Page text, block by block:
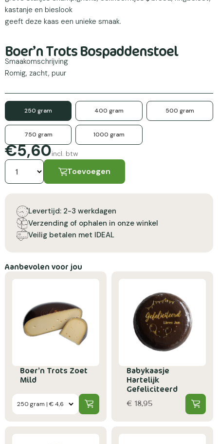
kastanje en bieslook
geeft deze kaas een unieke smaak.
Boer’n Trots Bospaddenstoel
Smaakomschrijving
Romig, zacht, puur
250 gram 400 gram 500 gram
750 gram 1000 gram
€5,60incl. btw
Toevoegen
Levertijd: 2-3 werkdagen
Verzending of ophalen in onze winkel
Veilig betalen met IDEAL
Aanbevolen voor jou
Boer’n Trots Zoet
Mild
Babykaasje
Hartelijk
Gefeliciteerd
€ 18,95